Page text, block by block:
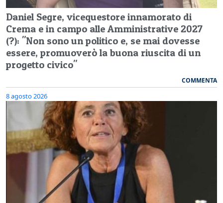
Daniel Segre, vicequestore innamorato di
Crema e in campo alle Amministrative 2027
(?): "Non sono un politico e, se mai dovesse
essere, promuoverò la buona riuscita di un
progetto civico"
COMMENTA
8 agosto 2026